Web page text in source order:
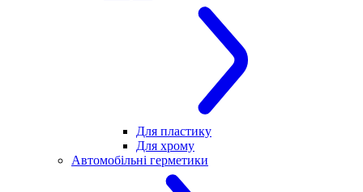
Для пластику
Для хрому
Автомобільні герметики